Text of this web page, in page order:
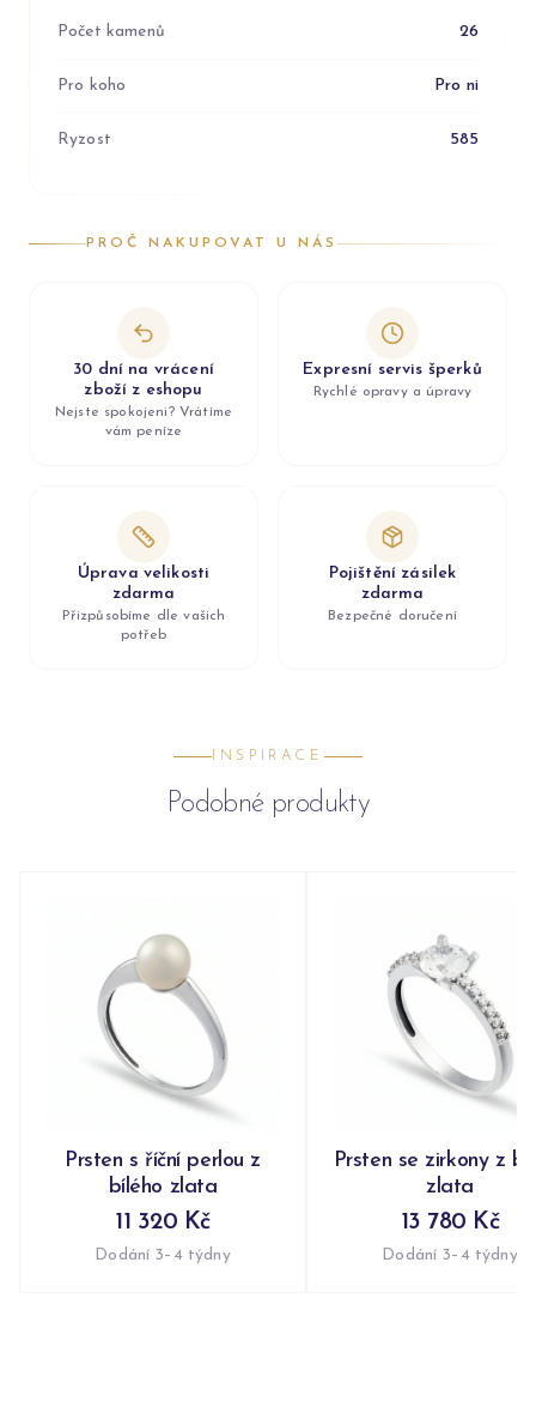
Počet kamenů 26
Pro koho Pro ni
Ryzost 585
PROČ NAKUPOVAT U NÁS
30 dní na vrácení
zboží z eshopu
Nejste spokojeni? Vrátíme
vám peníze
Expresní servis šperků
Rychlé opravy a úpravy
Úprava velikosti
zdarma
Přizpůsobíme dle vašich
potřeb
Pojištění zásilek
zdarma
Bezpečné doručení
INSPIRACE
Podobné produkty
Prsten s říční perlou z
bílého zlata
11 320 Kč
Dodání 3–4 týdny
Prsten se zirkony z
zlata
13 780 Kč
Dodání 3–4 týdny